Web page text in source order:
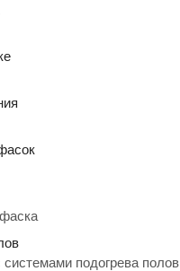
подогрева полов